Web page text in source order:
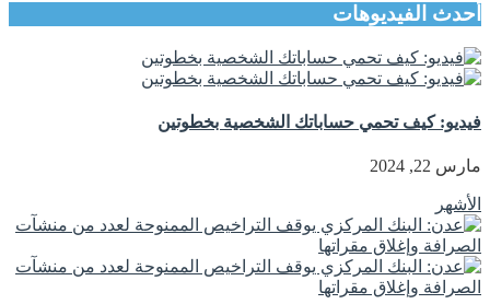
أحدث الفيديوهات
فيديو: كيف تحمي حساباتك الشخصية بخطوتين
مارس 22, 2024
الأشهر